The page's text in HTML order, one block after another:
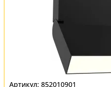
852010901